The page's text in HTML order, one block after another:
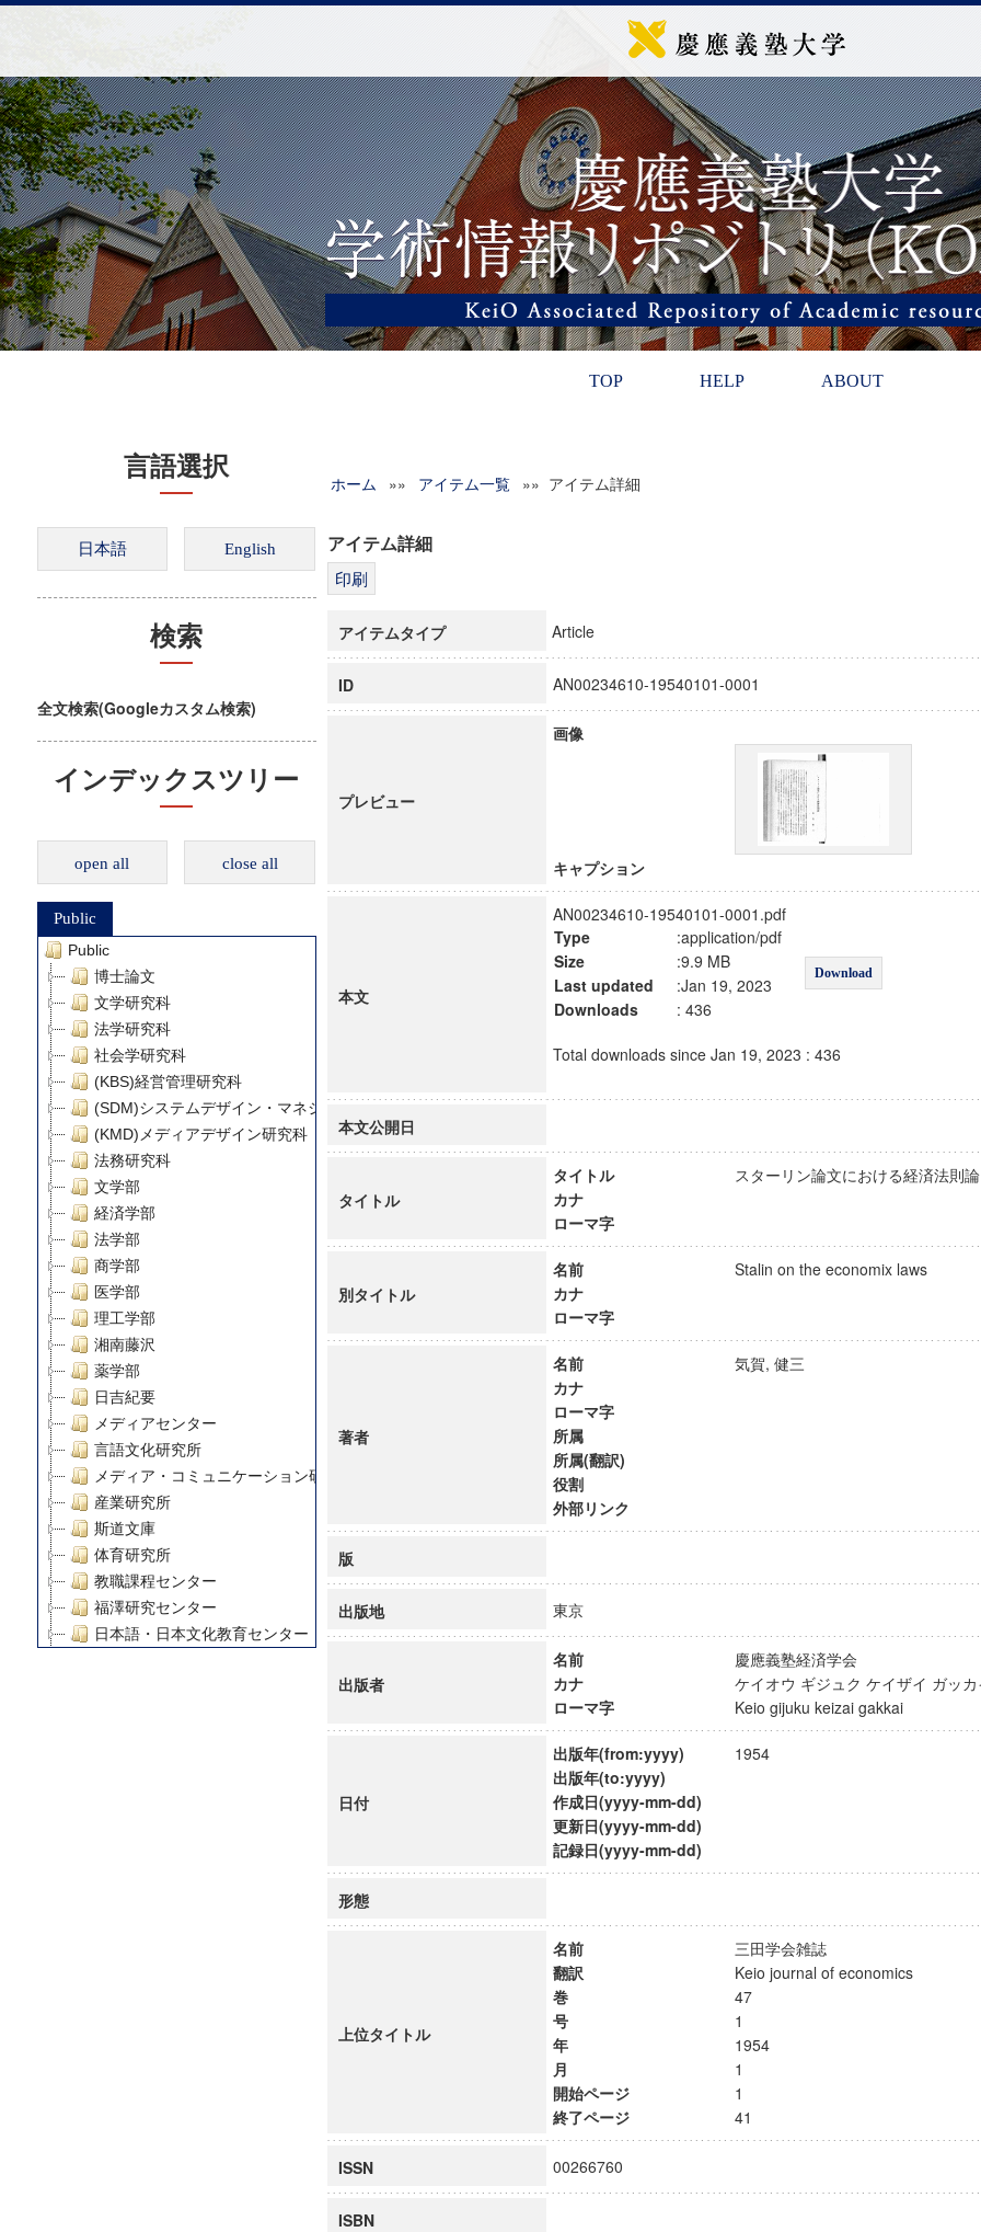
TOP HELP ABOUT
言語選択
検索
全文検索(Googleカスタム検索)
インデックスツリー
open all close all
Public
Public
博士論文
文学研究科
法学研究科
社会学研究科
(KBS)経営管理研究科
(SDM)システムデザイン・マネジメント研究科
(KMD)メディアデザイン研究科
法務研究科
文学部
経済学部
法学部
商学部
医学部
理工学部
湘南藤沢
薬学部
日吉紀要
メディアセンター
言語文化研究所
メディア・コミュニケーション研究所
産業研究所
斯道文庫
体育研究所
教職課程センター
福澤研究センター
日本語・日本文化教育センター
慶應義塾大学グローバルCOEプログラム市民社会ガバナンス教育研究センター
慶應義塾大学グローバルCOEプログラム論理と感性の先端的教育研究拠点
博士課程教育リーディングプログラム「超成熟社会発展のサイエンス」
ホーム »» アイテム一覧 »» アイテム詳細
アイテム詳細
アイテムタイプ Article
ID AN00234610-19540101-0001
プレビュー
画像
キャプション
本文
AN00234610-19540101-0001.pdf
Type
:application/pdf
Download
Size
:9.9 MB
Last updated
:Jan 19, 2023
Downloads
: 436
Total downloads since Jan 19, 2023 : 436
本文公開日
タイトル
タイトル
スターリン論文における経済法
カナ
ローマ字
別タイトル
名前
Stalin on the economix laws
カナ
ローマ字
著者
名前
気賀, 健三
カナ
ローマ字
所属
所属(翻訳)
役割
外部リンク
版
出版地 東京
出版者
名前
慶應義塾経済学会
カナ
ケイオウ ギジュク ケイザイ ガ
ローマ字
Keio gijuku keizai gakkai
日付
出版年(from:yyyy)
1954
出版年(to:yyyy)
作成日(yyyy-mm-dd)
更新日(yyyy-mm-dd)
記録日(yyyy-mm-dd)
形態
上位タイトル
名前
三田学会雑誌
翻訳
Keio journal of economics
巻
47
号
1
年
1954
月
1
開始ページ
1
終了ページ
41
ISSN 00266760
ISBN